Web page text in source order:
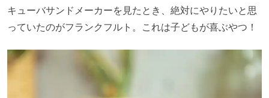
キューバサンドメーカーを見たとき、絶対にやりたいと思
っていたのがフランクフルト。これは子どもが喜ぶやつ！